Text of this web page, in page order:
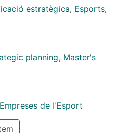
que utilice y con
al
nulo consumo energético.
estratègica, Esports,
planning, Master's
de l'Esport